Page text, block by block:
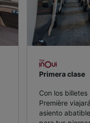
Primera clase
Con los billetes
Première
asiento